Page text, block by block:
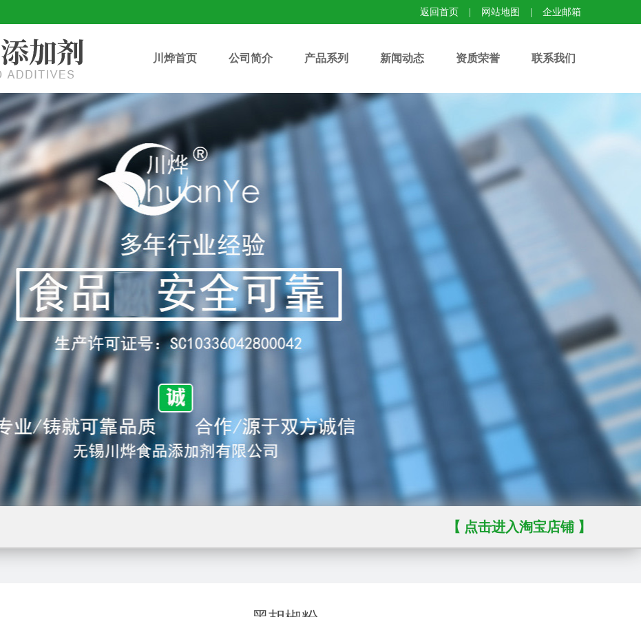
返回首页 网站地图 企业邮箱
川烨首页 公司简介 产品系列 新闻动态 资质荣誉 联系我们
【 点击进入淘宝店铺 】